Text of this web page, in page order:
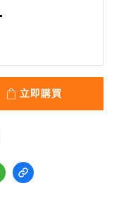
立即購買